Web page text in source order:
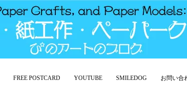
FREE POSTCARD YOUTUBE SMILEDOG お問い合